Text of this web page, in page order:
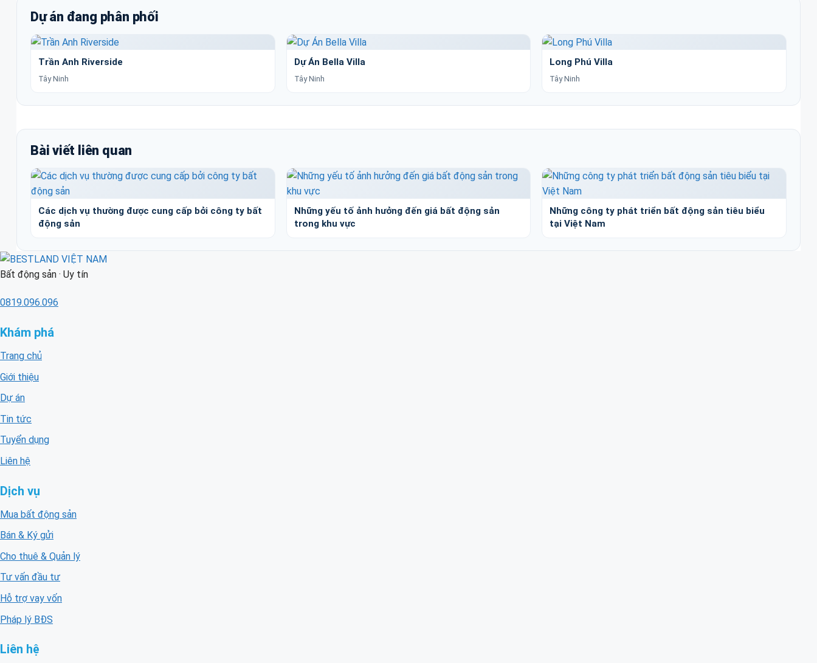
Dự án đang phân phối
Trần Anh Riverside
Tây Ninh
Dự Án Bella Villa
Tây Ninh
Long Phú Villa
Tây Ninh
Bài viết liên quan
Các dịch vụ thường được cung cấp bởi công ty bất
động sản
Những yếu tố ảnh hưởng đến giá bất động sản
trong khu vực
Những công ty phát triển bất động sản tiêu biểu
tại Việt Nam
Bất động sản · Uy tín
0819.096.096
Khám phá
Trang chủ
Giới thiệu
Dự án
Tin tức
Tuyển dụng
Liên hệ
Dịch vụ
Mua bất động sản
Bán & Ký gửi
Cho thuê & Quản lý
Tư vấn đầu tư
Hỗ trợ vay vốn
Pháp lý BĐS
Liên hệ